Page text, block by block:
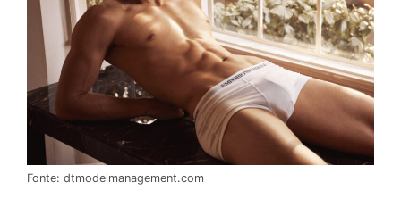
Fonte: dtmodelmanagement.com